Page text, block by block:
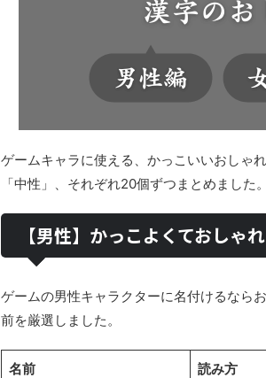
ゲームキャラに使える、かっこいいおしゃ
「中性」、それぞれ20個ずつまとめました。
【男性】かっこよくておしゃ
ゲームの男性キャラクターに名付けるなら
前を厳選しました。
名前 読み方